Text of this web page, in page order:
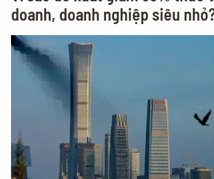
doanh, doanh nghiệp siêu